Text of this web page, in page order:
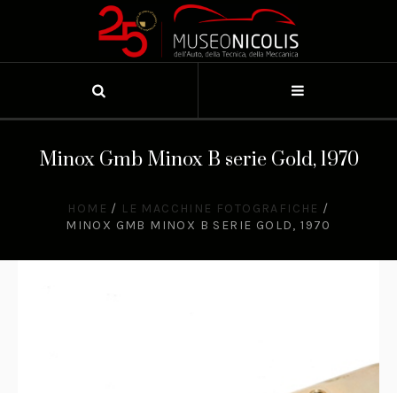
Minox Gmb Minox B serie Gold, 1970
HOME / LE MACCHINE FOTOGRAFICHE /
MINOX GMB MINOX B SERIE GOLD, 1970